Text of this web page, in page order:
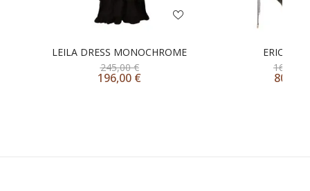
LEILA DRESS MONOCHROME
245,00€
196,00 €
ERICA
160,00
80,00